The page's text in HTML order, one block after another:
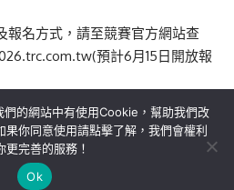
報名方式，請至競賽官方網站查
預計6月15日開放報
私權政策 聯絡我們
的網站中有使用Cookie，幫助我們改
果你同意使用請點擊了解，我們會權利
更完善的服務！
Ok